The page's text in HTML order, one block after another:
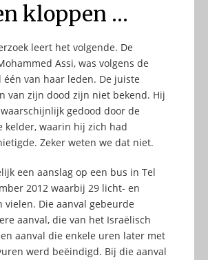
kloppen …
leert het volgende. De
Assi, was volgens de
één van haar leden. De juiste
van zijn dood zijn niet bekend. Hij
gedood door de
kelder, waarin hij zich had
Zeker weten we dat niet.
een aanslag op een bus in Tel
2012 waarbij 29 licht- en
vielen. Die aanval gebeurde
aanval, die van het Israëlisch
aanval die enkele uren later met
werd beëindigd. Bij die aanval